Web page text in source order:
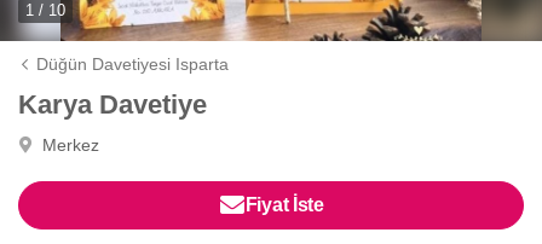
1 / 10
Düğün Davetiyesi Isparta
Karya Davetiye
Merkez
Fiyat İste